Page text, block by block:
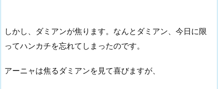
しかし、ダミアンが焦ります。なんとダミアン、今日に限
ってハンカチを忘れてしまったのです。
アーニャは焦るダミアンを見て喜びますが、